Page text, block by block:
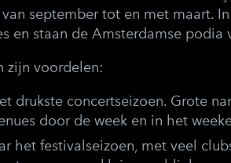
september tot en met maart.
en staan de Amsterdamse
zijn voordelen:
drukste concertseizoen. Grote
door de week en in het
het festivalseizoen, met veel